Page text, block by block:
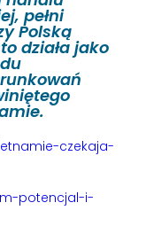
pełni
Polską
działa jako
czekaja-
potencjal-i-